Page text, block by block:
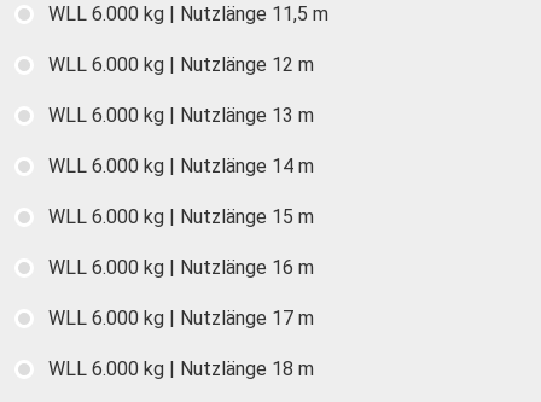
WLL 6.000 kg | Nutzlänge 11,5 m
WLL 6.000 kg | Nutzlänge 12 m
WLL 6.000 kg | Nutzlänge 13 m
WLL 6.000 kg | Nutzlänge 14 m
WLL 6.000 kg | Nutzlänge 15 m
WLL 6.000 kg | Nutzlänge 16 m
WLL 6.000 kg | Nutzlänge 17 m
WLL 6.000 kg | Nutzlänge 18 m